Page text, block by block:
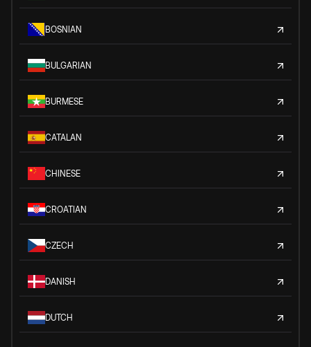
BOSNIAN
BULGARIAN
BURMESE
CATALAN
CHINESE
CROATIAN
CZECH
DANISH
DUTCH